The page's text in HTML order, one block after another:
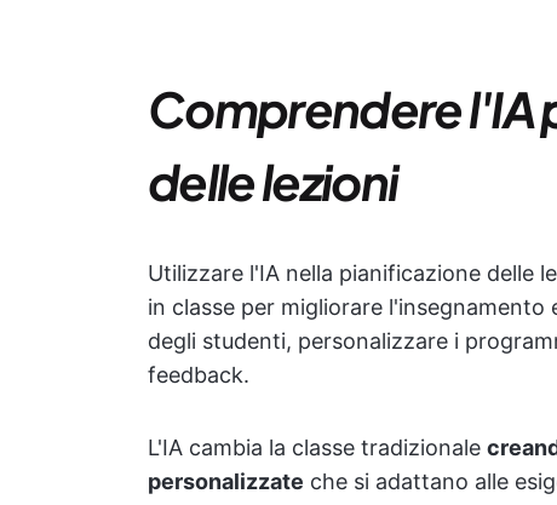
Comprendere l'IA
delle lezioni
Utilizzare l'IA nella pianificazione delle
in classe per migliorare
degli studenti, personalizzare i
feedback.
L'IA cambia la classe tradizionale
personalizzate che si adattano alle